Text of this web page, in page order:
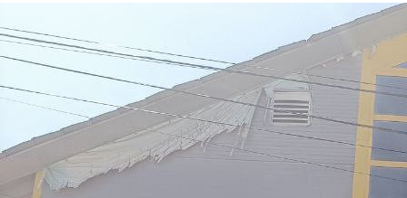
Предприниматель из
Лесосибирска заплатит
за непоставку товара
его трёхкратную
стоимость